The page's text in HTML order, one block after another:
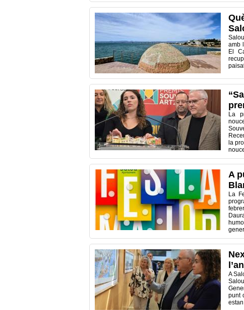
amb
El
La
la
A
La
A
punt